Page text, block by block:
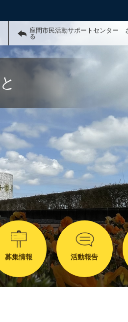
座間市民活動サポートセンター
る
募集情報 活動報告